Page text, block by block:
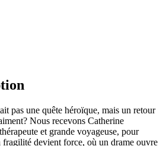
pas une quête héroïque, mais un retour
Nous recevons Catherine
et grande voyageuse, pour
devient force, où un drame ouvre